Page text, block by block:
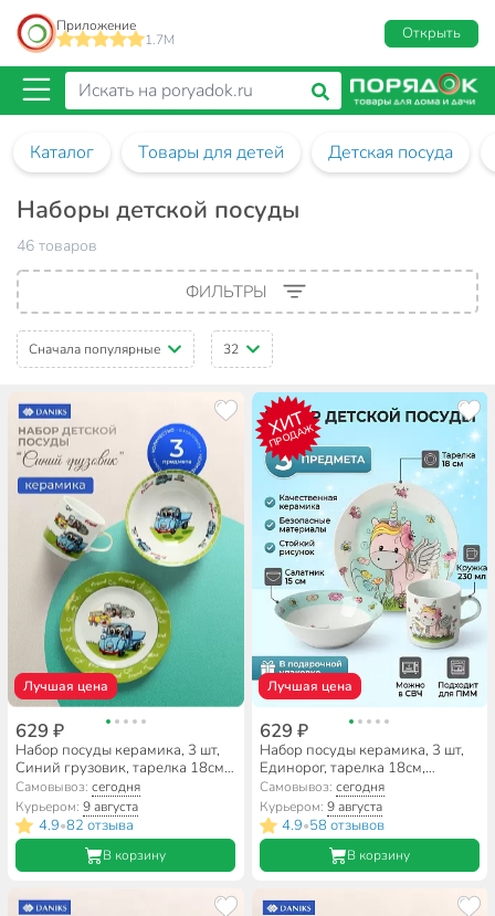
Приложение
1.7M
Открыть
Каталог Товары для детей Детская посуда
Наборы детской посуды
46 товаров
ФИЛЬТРЫ
Сначала популярные 32
Лучшая цена
629 ₽
Набор посуды керамика, 3 шт,
Синий грузовик, тарелка 18см,
салатник 15см/350мл, кружка
230мл, Daniks, C425
Самовывоз:сегодня
Курьером:9 августа
4.9•82 отзыва
В корзину
ХИТ
ПРОДАЖ
Лучшая цена
629 ₽
Набор посуды керамика, 3 шт,
Единорог, тарелка 18см,
салатник 15см, кружка 230мл,
Daniks, C518
Самовывоз: сегодня
Курьером: 9 августа
4.9•58 отзывов
В корзину